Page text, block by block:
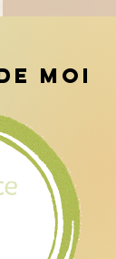
moi